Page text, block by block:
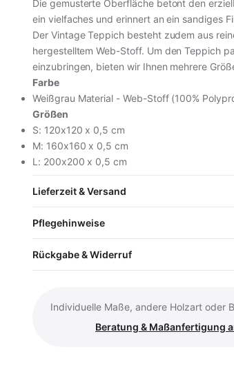
Die gemusterte Oberfläche betont den
ein vielfaches und erinnert an ein sandiges
Der Vintage Teppich besteht zudem aus
hergestelltem Web-Stoff. Um den Teppich
einzubringen, bieten wir Ihnen mehrere
Farbe
Weißgrau Material - Web-Stoff (100%
Größen
S: 120x120 x 0,5 cm
M: 160x160 x 0,5 cm
L: 200x200 x 0,5 cm
Lieferzeit & Versand
Pflegehinweise
Rückgabe & Widerruf
Individuelle Maße, andere Holzart oder
Beratung & Maßanfertigung